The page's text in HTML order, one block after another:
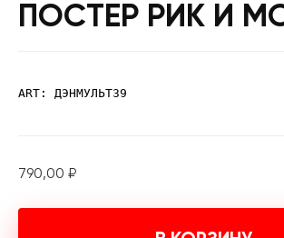
ПОСТЕР РИК И
ART: ДЭНМУЛЬТ39
790,00 ₽